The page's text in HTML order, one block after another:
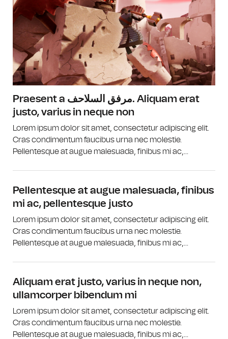
Praesent a مرفق السلاحف. Aliquam erat
justo, varius in neque non
Lorem ipsum dolor sit amet, consectetur adipiscing elit.
Cras condimentum faucibus urna nec molestie.
Pellentesque at augue malesuada, finibus mi ac,...
Pellentesque at augue malesuada, finibus
mi ac, pellentesque justo
Lorem ipsum dolor sit amet, consectetur adipiscing elit.
Cras condimentum faucibus urna nec molestie.
Pellentesque at augue malesuada, finibus mi ac,...
Aliquam erat justo, varius in neque non,
ullamcorper bibendum mi
Lorem ipsum dolor sit amet, consectetur adipiscing elit.
Cras condimentum faucibus urna nec molestie.
Pellentesque at augue malesuada, finibus mi ac,...